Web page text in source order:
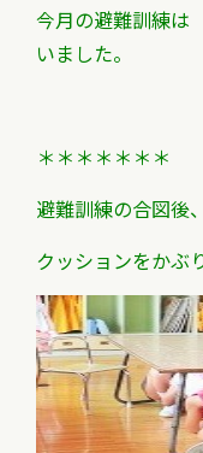
今月の避難訓練は
いました。
＊＊＊＊＊＊＊
避難訓練の合図後、
クッションをかぶ